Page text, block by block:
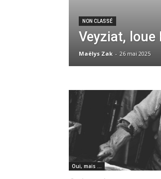
NON CLASSÉ
Veyziat, loue
Maëlys Zak - 26 mai 2025
Oui, mais …